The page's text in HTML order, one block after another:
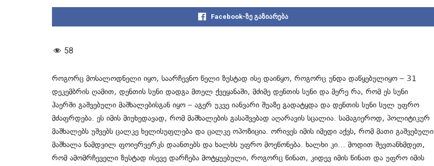
Facebook-ზე გაზიარება
58
როგორც მოსალოდნელი იყო, საარჩევნო წელი ზუსტად ისე დაიწყო, როგორც უნდა დაწყებულიყო – 31
დეკემბრის ღამით, დენთის სუნი დადგა მთელ ქვეყანაში, მძიმე დენთის სუნი და მერე რა, რომ ეს სუნი
ჰაერში გაშვებული მაშხალებისგან იყო – აგერ უკვე იანვარი შუაზე გადატყდა და დენთის სუნი სულ უფრო
მძაფრდება. ეს იმის მიუხედავად, რომ მაშხალების გასაშვებად აღარავის სცალია. სამაგიეროდ, პოლიტიკურ
მაშხალებს უშვებს ცალკე ხელისუფლება და ცალკე ოპოზიცია. ორივეს იმის იმედი აქვს, რომ მათი გაშვებული
მაშხალა ნამდვილ ფოიერვერკს დაანთებს და ხალხს უფრო მოეწონება. ხალხი კი… მოდით შევთანხმდეთ,
რომ ამომრჩეველი ზუსტად ისევე დარჩება მოტყუებული, როგორც წინათ, კიდევ იმის წინათ და უფრო იმის